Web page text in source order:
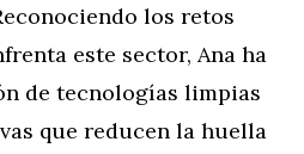
los retos
este sector, Ana ha
de tecnologías limpias
que reducen la huella